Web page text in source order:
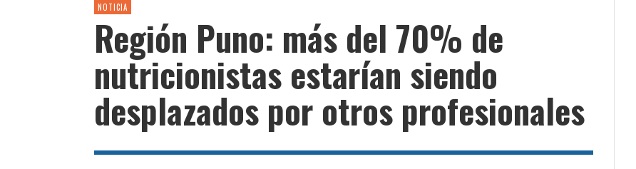
NOTICIA
Región Puno: más del 70% de
nutricionistas estarían siendo
desplazados por otros profesionales